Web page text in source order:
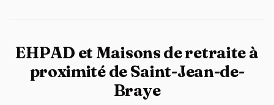
EHPAD et Maisons de retraite à
proximité de Saint-Jean-de-
Braye